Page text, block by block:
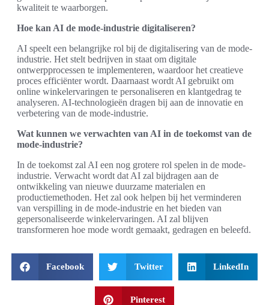
kwaliteit te waarborgen.
Hoe kan AI de mode-industrie digitaliseren?
AI speelt een belangrijke rol bij de digitalisering van de mode-
industrie. Het stelt bedrijven in staat om digitale
ontwerpprocessen te implementeren, waardoor het creatieve
proces efficiënter wordt. Daarnaast wordt AI gebruikt om
online winkelervaringen te personaliseren en klantgedrag te
analyseren. AI-technologieën dragen bij aan de innovatie en
verbetering van de mode-industrie.
Wat kunnen we verwachten van AI in de toekomst van de
mode-industrie?
In de toekomst zal AI een nog grotere rol spelen in de mode-
industrie. Verwacht wordt dat AI zal bijdragen aan de
ontwikkeling van nieuwe duurzame materialen en
productiemethoden. Het zal ook helpen bij het verminderen
van verspilling in de mode-industrie en het bieden van
gepersonaliseerde winkelervaringen. AI zal blijven
transformeren hoe mode wordt gemaakt, gedragen en beleefd.
Facebook Twitter LinkedIn
Pinterest